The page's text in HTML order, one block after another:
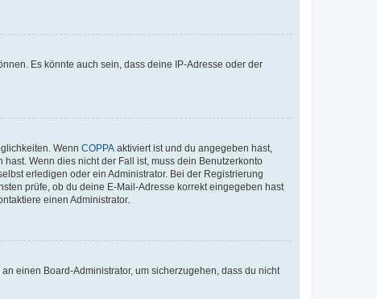
Es könnte auch sein, dass deine IP-Adresse oder der
Wenn COPPA aktiviert ist und du angegeben hast,
Wenn dies nicht der Fall ist, muss dein Benutzerkonto
erledigen oder ein Administrator. Bei der Registrierung
prüfe, ob du deine E-Mail-Adresse korrekt eingegeben hast
einen Administrator.
einen Board-Administrator, um sicherzugehen, dass du nicht